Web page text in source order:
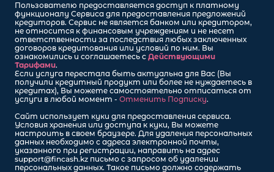
Пользователю предоставляется доступ к платному
функционалу Сервиса для предоставления предложений
кредиторов. Сервис не является банком или кредитором,
не относится к финансовым учреждениям и не несет
ответственности за последствия любых заключенных
договоров кредитования или условий по ним. Вы
ознакомились и соглашаетесь с Действующими
Тарифами.
Если услуга перестала быть актуальна для Вас (Вы
получили кредитный продукт или более не нуждаетесь в
кредитах), Вы можете самостоятельно отписаться от
услуги в любой момент - Отменить Подписку.
Сайт использует куки для предоставления сервиса.
Условия хранения или доступа к куки, Вы можете
настроить в своем браузере. Для удаления персональных
данных необходимо с адреса электронной почты,
указанного при регистрации, направить на адрес
support@fincash.kz письмо с запросом об удалении
персональных данных. Такое письмо должно содержать